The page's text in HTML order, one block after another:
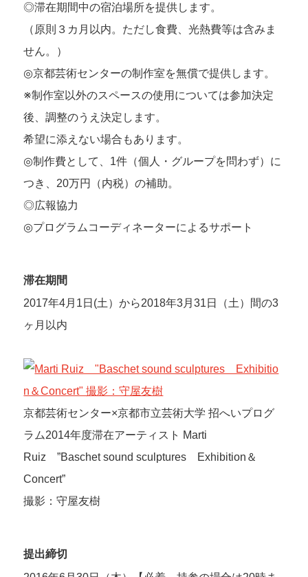
◎滞在期間中の宿泊場所を提供します。
（原則３カ月以内。ただし食費、光熱費等は含みま
せん。）
◎京都芸術センターの制作室を無償で提供します。
※制作室以外のスペースの使用については参加決定
後、調整のうえ決定します。
希望に添えない場合もあります。
◎制作費として、1件（個人・グループを問わず）に
つき、20万円（内税）の補助。
◎広報協力
◎プログラムコーディネーターによるサポート
滞在期間
2017年4月1日(土）から2018年3月31日（土）間の3
ヶ月以内
京都芸術センター×京都市立芸術大学 招へいプログ
ラム2014年度滞在アーティスト Marti
Ruiz ”Baschet sound sculptures Exhibition＆
Concert”
撮影：守屋友樹
提出締切